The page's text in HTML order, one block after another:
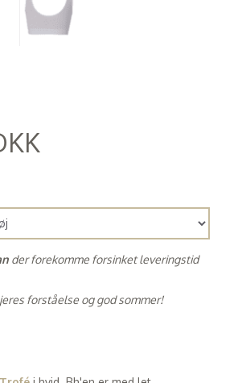
der forekomme forsinket leveringstid
forståelse og god sommer!